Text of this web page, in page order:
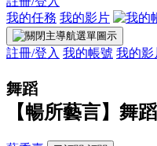
我的任務 我的影片
註冊/登入 我的帳號 我的影
舞蹈
【暢所藝言】舞